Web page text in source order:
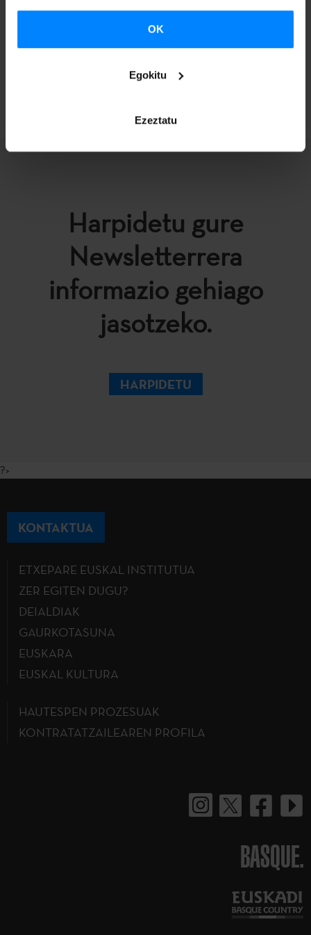
OK
Egokitu
Ezeztatu
Harpidetu gure
Newsletterrera
informazio gehiago
jasotzeko.
HARPIDETU
?>
KONTAKTUA
ETXEPARE EUSKAL INSTITUTUA
ZER EGITEN DUGU?
DEIALDIAK
GAURKOTASUNA
EUSKARA
EUSKAL KULTURA
HAUTESPEN PROZESUAK
KONTRATATZAILEAREN PROFILA
BASQUE.